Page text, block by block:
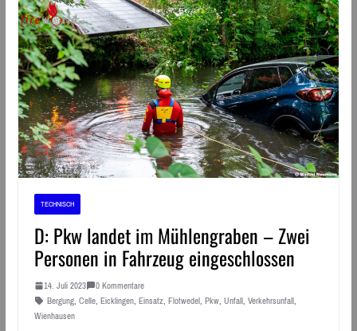
TECHNISCH
D: Pkw landet im Mühlengraben – Zwei
Personen in Fahrzeug eingeschlossen
14. Juli 2023
0 Kommentare
Bergung, Celle, Eicklingen, Einsatz, Flotwedel, Pkw, Unfall, Verkehrsunfall,
Wienhausen